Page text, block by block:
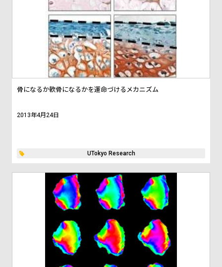
骨になるか軟骨になるかを運命づけるメカニズム
2013年4月24日
UTokyo Research